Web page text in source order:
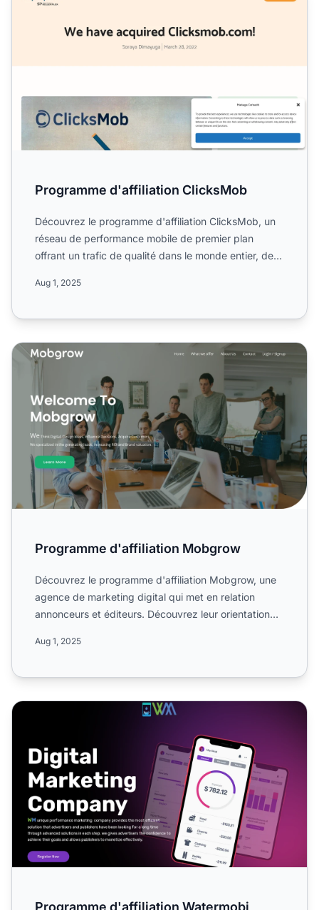
Programme d'affiliation ClicksMob
Découvrez le programme d'affiliation ClicksMob, un
réseau de performance mobile de premier plan
offrant un trafic de qualité dans le monde entier, des
Aug 1, 2025
Programme d'affiliation Mobgrow
Programme d'affiliation Mobgrow
Découvrez le programme d'affiliation Mobgrow, une
agence de marketing digital qui met en relation
annonceurs et éditeurs. Découvrez leur orientation
Aug 1, 2025
Programme d'affiliation Watermobi
Programme d'affiliation Watermobi